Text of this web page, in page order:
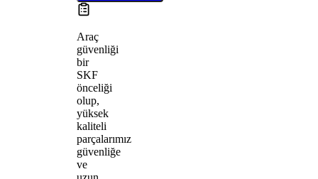
Araç
güvenliği
bir
SKF
önceliği
olup,
yüksek
kaliteli
parçalarımız
güvenliğe
ve